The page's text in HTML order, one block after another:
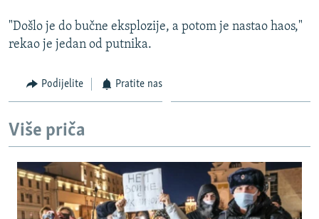
GENOCID U SREBRENICI
TV LIBERTY
MOJA EVROPA
SVE KARTE DEJTONA
NASTANAK I RASPAD JUGOSLAVIJE
PRATITE NAS
Sve RFE/RL stranice
"Došlo je do bučne eksplozije, a potom je nastao haos,"
rekao je jedan od putnika.
Podijelite Pratite nas
Više priča